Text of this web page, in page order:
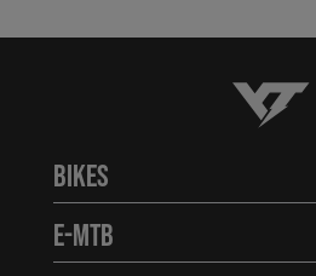
YT-
Bikes
E-MTB